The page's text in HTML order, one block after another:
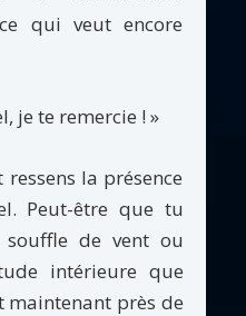
qui veut encore
je te remercie ! »
la présence
Peut-être que tu
de vent ou
intérieure que
maintenant près de